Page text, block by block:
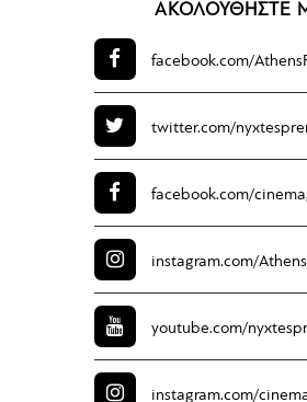
ΑΚΟΛΟΥΘΗΣΤΕ
facebook.com/
twitter.com/
facebook.com/
instagram.com/
youtube.com/
instagram.com/